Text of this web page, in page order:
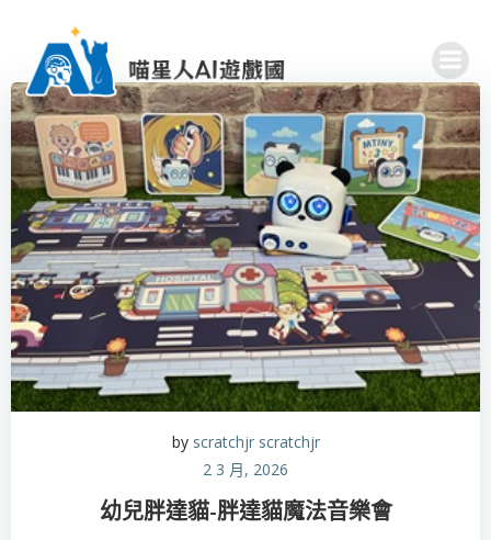
content
by scratchjr scratchjr
2 3 月, 2026
幼兒胖達貓-胖達貓魔法音樂會